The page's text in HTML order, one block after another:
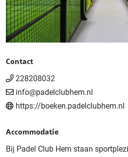
Contact
228208032
info@padelclubhem.nl
https://boeken.padelclubhem.nl
Accommodatie
Bij Padel Club Hem staan